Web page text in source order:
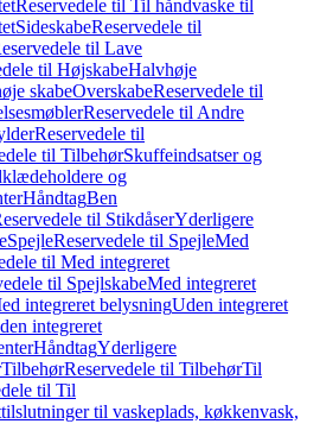
Reservedele til Til håndvaske til
SideskabeReservedele til
til Lave
til HøjskabeHalvhøje
skabeOverskabeReservedele til
Reservedele til Andre
Reservedele til
til TilbehørSkuffeindsatser og
og
HåndtagBen
til StikdåserYderligere
SpejleReservedele til SpejleMed
til Med integreret
til SpejlskabeMed integreret
integreret belysningUden integreret
integreret
HåndtagYderligere
TilbehørReservedele til TilbehørTil
til Til
til vaskeplads, køkkenvask,